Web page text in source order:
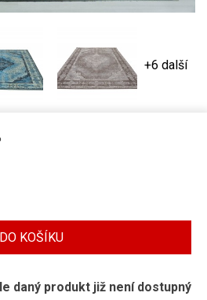
+6 další
DO KOŠÍKU
daný produkt již není dostupný